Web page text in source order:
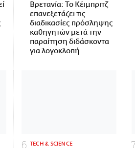
Βρετανία: Το Κέιμπριτζ
επανεξετάζει τις
διαδικασίες πρόσληψης
καθηγητών μετά την
παραίτηση διδάσκοντα
για λογοκλοπή
ΤECH & SCIENCE